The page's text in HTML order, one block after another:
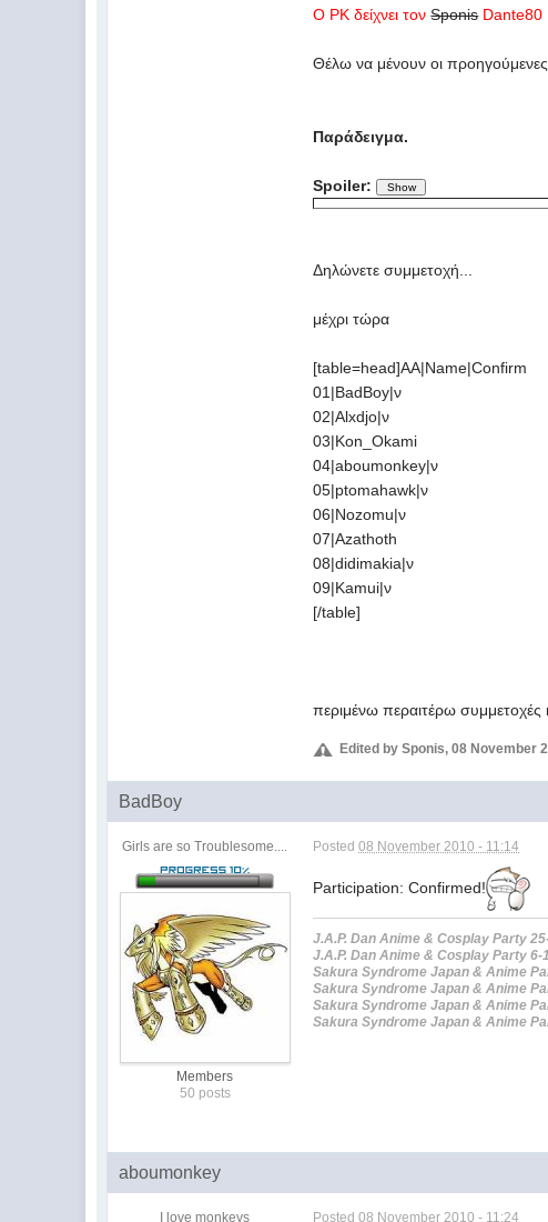
O PK δείχνει τον Sponis Dante80
Θέλω να μένουν οι προηγούμενες
Παράδειγμα.
Spoiler:
Δηλώνετε συμμετοχή...
μέχρι τώρα
[table=head]AA|Name|Confirm
01|BadBoy|ν
02|Alxdjo|ν
03|Kon_Okami
04|aboumonkey|ν
05|ptomahawk|ν
06|Nozomu|ν
07|Azathoth
08|didimakia|ν
09|Kamui|ν
[/table]
περιμένω περαιτέρω
Edited by Sponis, 08 November
BadBoy
Girls are so Troublesome....
Members
50 posts
Posted08 November 2010 - 11:14
Participation: Confirmed!
J.A.P. Dan Anime & Cosplay Party
J.A.P. Dan Anime & Cosplay Party
Sakura Syndrome Japan & Anime
Sakura Syndrome Japan & Anime
Sakura Syndrome Japan & Anime
Sakura Syndrome Japan & Anime
aboumonkey
I love monkeys Posted08 November 2010 - 11:24